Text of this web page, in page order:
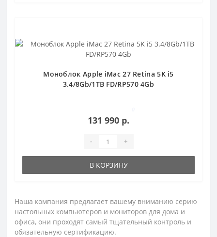
Продано
Моноблок Apple iMac 27 Retina 5K i5
3.4/8Gb/1TB FD/RP570 4Gb
131 990 р.
- +
В КОРЗИНУ
Наша компания предлагает вашему вниманию серию
настольных компьютеров и мониторов для дома и
офиса, они проходят самый тщательный контроль и
обязательную сертификацию.